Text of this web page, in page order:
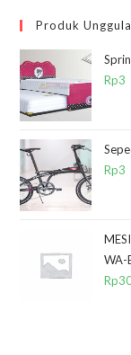
Produk
Rp3
Rp3
WA-
Rp